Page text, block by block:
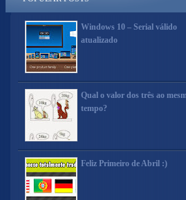
Windows 10 – Serial válido
atualizado
Qual o valor dos três ao
tempo?
Feliz Primeiro de Abril :)